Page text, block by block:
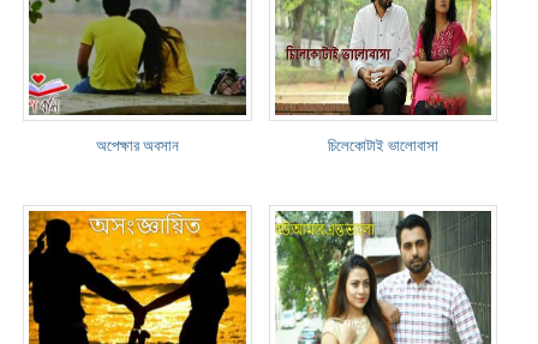
অপেক্ষার অবসান চিলেকোটাই ভালোবাসা